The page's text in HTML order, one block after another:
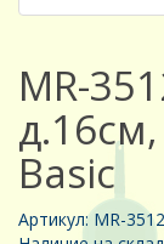
MR-
Basic
Артикул: MR-